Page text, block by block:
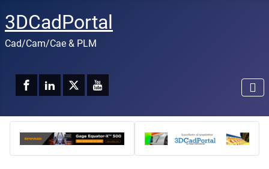
3DCadPortal
Cad/Cam/Cae & PLM